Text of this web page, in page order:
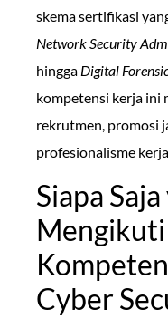
skema sertifikasi
Network Security
hingga Digital
kompetensi kerja ini
rekrutmen, promosi
profesionalisme
Siapa
Cyber